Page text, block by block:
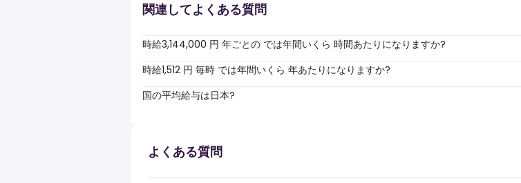
関連してよくある質問
時給3,144,000 円 年ごとの では年間いくら 時間あたりになりますか?
時給1,512 円 毎時 では年間いくら 年あたりになりますか?
国の平均給与は日本?
よくある質問